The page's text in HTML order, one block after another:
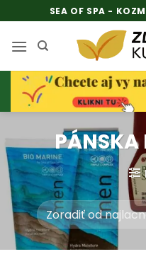
to
content
SEA OF SPA -
PÁNSKA